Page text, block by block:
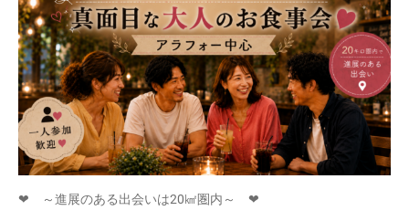
❤ ～進展のある出会いは20㎢圏内～ ❤